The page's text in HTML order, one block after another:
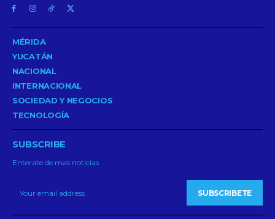
MÉRIDA
YUCATÁN
NACIONAL
INTERNACIONAL
SOCIEDAD Y NEGOCIOS
TECNOLOGÍA
SUBSCRIBE
Enterate de mas noticias
SUBSCRIBETE